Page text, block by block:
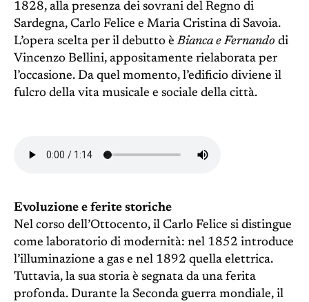
1828, alla presenza dei sovrani del Regno di
Sardegna, Carlo Felice e Maria Cristina di Savoia.
L’opera scelta per il debutto èBianca e Fernando di
Vincenzo Bellini, appositamente rielaborata per
l’occasione. Da quel momento, l’edificio diviene il
fulcro della vita musicale e sociale della città.
Evoluzione e ferite storiche
Nel corso dell’Ottocento, il Carlo Felice si distingue
come laboratorio di modernità: nel 1852 introduce
l’illuminazione a gas e nel 1892 quella elettrica.
Tuttavia, la sua storia è segnata da una ferita
profonda. Durante la Seconda guerra mondiale, il